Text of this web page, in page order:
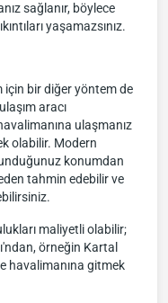
sağlanır, böylece
yaşamazsınız.
için bir diğer yöntem de
aracı
ulaşmanız
olabilir. Modern
konumdan
tahmin edebilir ve
maliyetli olabilir;
örneğin Kartal
havalimanına gitmek